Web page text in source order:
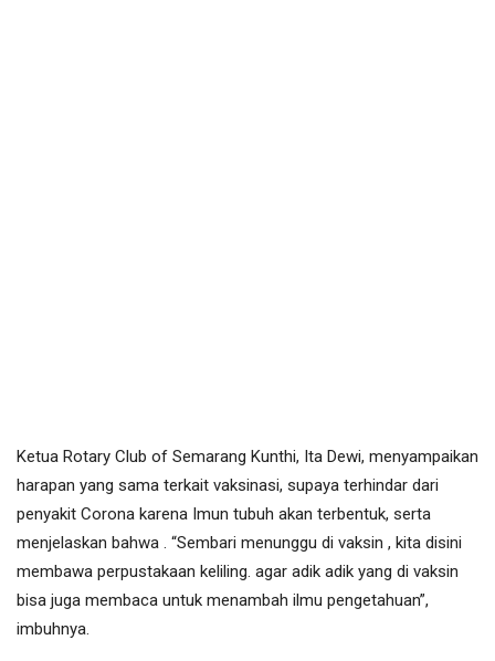
Ketua Rotary Club of Semarang Kunthi, Ita Dewi, menyampaikan
harapan yang sama terkait vaksinasi, supaya terhindar dari
penyakit Corona karena Imun tubuh akan terbentuk, serta
menjelaskan bahwa . “Sembari menunggu di vaksin , kita disini
membawa perpustakaan keliling. agar adik adik yang di vaksin
bisa juga membaca untuk menambah ilmu pengetahuan”,
imbuhnya.